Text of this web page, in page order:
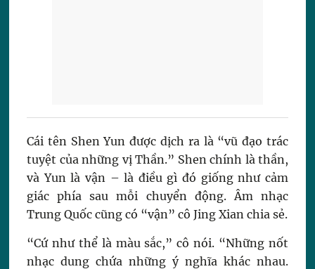
Cái tên Shen Yun được dịch ra là “vũ đạo trác
tuyệt của những vị Thần.” Shen chính là thần,
và Yun là vận – là điều gì đó giống như cảm
giác phía sau mỗi chuyển động. Âm nhạc
Trung Quốc cũng có “vận” cô Jing Xian chia sẻ.
“Cứ như thể là màu sắc,” cô nói. “Những nốt
nhạc dung chứa những ý nghĩa khác nhau.